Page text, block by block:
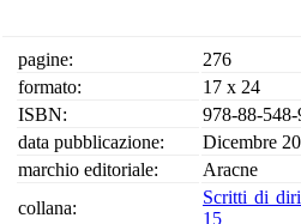
pagine:
276
formato:
17 x 24
ISBN:
978-88-
data pubblicazione:
Dicembre
marchio editoriale:
Aracne
collana:
Scritti di
15